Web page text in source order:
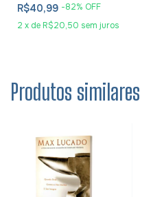
R$40,99 -82% OFF
2 x de R$20,50 sem juros
Produtos similares